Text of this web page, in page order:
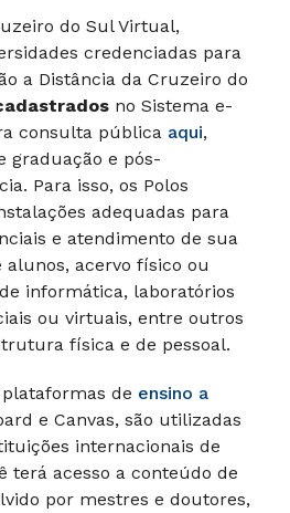
do Sul Virtual,
credenciadas para
a Distância da Cruzeiro do
no Sistema e-
consulta pública aqui,
graduação e pós-
Para isso, os Polos
adequadas para
e atendimento de sua
acervo físico ou
informática, laboratórios
ou virtuais, entre outros
física e de pessoal.
de ensino a
e Canvas, são utilizadas
internacionais de
terá acesso a conteúdo de
por mestres e doutores,